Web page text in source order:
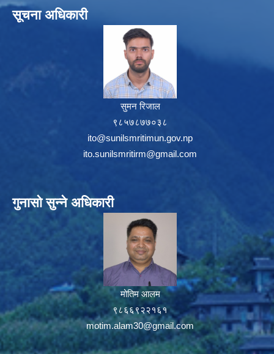
सूचना अधिकारी
सुमन रिजाल
९८५७८७७०३८
ito@sunilsmritimun.gov.np
ito.sunilsmritirm@gmail.com
गुनासो सुन्ने अधिकारी
मोतिम आलम
९८६६९२२१६१
motim.alam30@gmail.com